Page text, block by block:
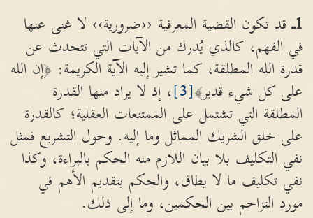
1ـقد تكون القضية المعرفية ‹‹ضرورية›› لا غنى عنها
في الفهم، كالذي يُدرك من الآيات التي تتحدث عن
قدرة الله المطلقة، كما تشير إليه الآية الكريمة: ﴿إن الله
على كل شيء قدير﴾[3]
، إذ لا يراد منها القدرة
المطلقة التي تشتمل على الممتنعات العقلية؛ كالقدرة
على خلق الشريك المماثل وما إليه. وحول التشريع فمثل
نفي التكليف بلا بيان اللازم منه الحكم بالبراءة، وكذا
نفي تكليف ما لا يطاق، والحكم بتقديم الأهم في
مورد التزاحم بين الحكمين، وما إلى ذلك.